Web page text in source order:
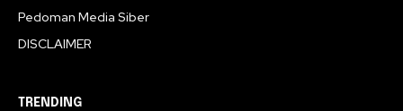
Pedoman Media Siber
DISCLAIMER
TRENDING